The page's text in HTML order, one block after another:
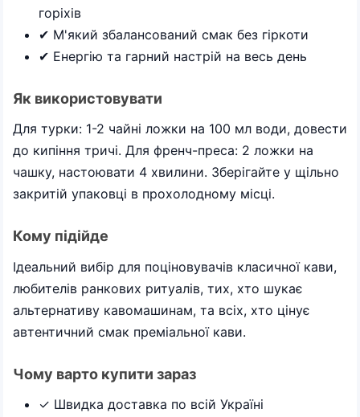
горіхів
✔ М'який збалансований смак без гіркоти
✔ Енергію та гарний настрій на весь день
Як використовувати
Для турки: 1-2 чайні ложки на 100 мл води, довести
до кипіння тричі. Для френч-преса: 2 ложки на
чашку, настоювати 4 хвилини. Зберігайте у щільно
закритій упаковці в прохолодному місці.
Кому підійде
Ідеальний вибір для поціновувачів класичної кави,
любителів ранкових ритуалів, тих, хто шукає
альтернативу кавомашинам, та всіх, хто цінує
автентичний смак преміальної кави.
Чому варто купити зараз
✓ Швидка доставка по всій Україні